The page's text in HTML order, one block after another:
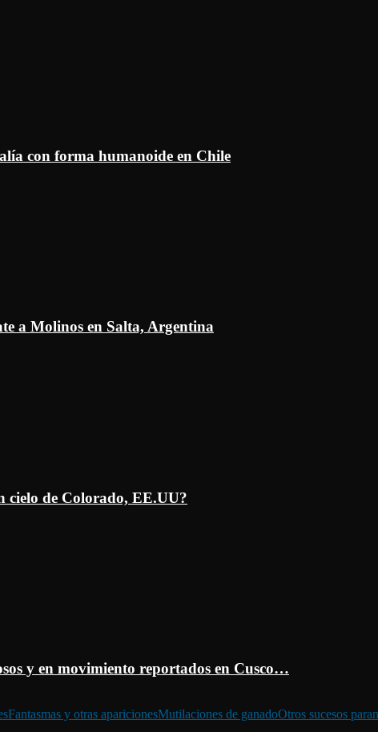
con forma humanoide en Chile
a Molinos en Salta, Argentina
cielo de Colorado, EE.UU?
y en movimiento reportados en Cusco…
Fantasmas y otras aparicionesMutilaciones de ganadoOtros sucesos